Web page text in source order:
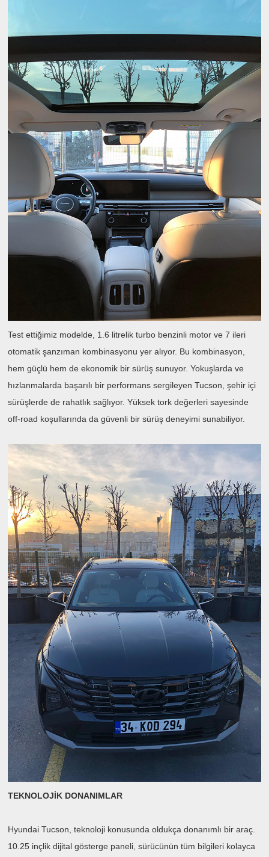
Test ettiğimiz modelde, 1.6 litrelik turbo benzinli motor ve 7 ileri
otomatik şanzıman kombinasyonu yer alıyor. Bu kombinasyon,
hem güçlü hem de ekonomik bir sürüş sunuyor. Yokuşlarda ve
hızlanmalarda başarılı bir performans sergileyen Tucson, şehir içi
sürüşlerde de rahatlık sağlıyor. Yüksek tork değerleri sayesinde
off-road koşullarında da güvenli bir sürüş deneyimi sunabiliyor.
TEKNOLOJİK DONANIMLAR
Hyundai Tucson, teknoloji konusunda oldukça donanımlı bir araç.
10.25 inçlik dijital gösterge paneli, sürücünün tüm bilgileri kolayca